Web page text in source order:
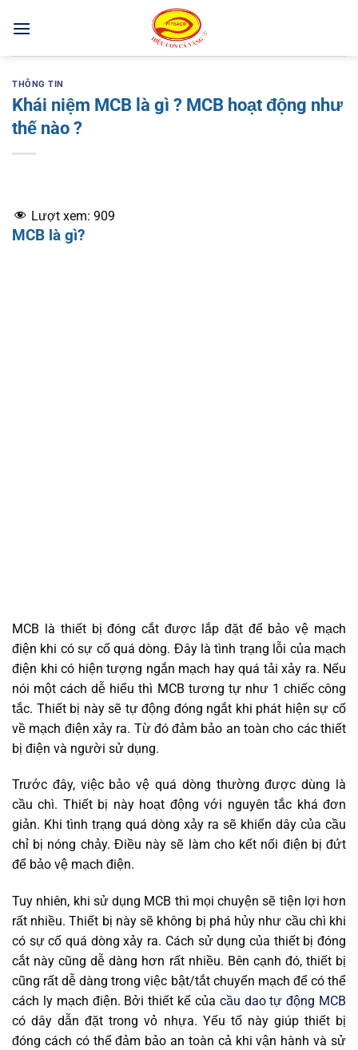
qua
THÔNG TIN
Khái niệm MCB là gì ? MCB hoạt động như
thế nào ?
Lượt xem: 909
MCB là gì?
MCB là thiết bị đóng cắt được lắp đặt để bảo vệ mạch
điện khi có sự cố quá dòng. Đây là tình trạng lỗi của mạch
điện khi có hiện tượng ngắn mạch hay quá tải xảy ra. Nếu
nói một cách dễ hiểu thì MCB tương tự như 1 chiếc công
tắc. Thiết bị này sẽ tự động đóng ngắt khi phát hiện sự cố
về mạch điện xảy ra. Từ đó đảm bảo an toàn cho các thiết
bị điện và người sử dụng.
Trước đây, việc bảo vệ quá dòng thường được dùng là
cầu chì. Thiết bị này hoạt động với nguyên tắc khá đơn
giản. Khi tình trạng quá dòng xảy ra sẽ khiến dây của cầu
chỉ bị nóng chảy. Điều này sẽ làm cho kết nối điện bị đứt
để bảo vệ mạch điện.
Tuy nhiên, khi sử dụng MCB thì mọi chuyện sẽ tiện lợi hơn
rất nhiều. Thiết bị này sẽ không bị phá hủy như cầu chì khi
có sự cố quá dòng xảy ra. Cách sử dụng của thiết bị đóng
cắt này cũng dễ dàng hơn rất nhiều. Bên cạnh đó, thiết bị
cũng rất dễ dàng trong việc bật/tắt chuyển mạch để có thể
cách ly mạch điện. Bởi thiết kế của cầu dao tự động MCB
có dây dẫn đặt trong vỏ nhựa. Yếu tố này giúp thiết bị
đóng cách có thể đảm bảo an toàn cả khi vận hành và sử